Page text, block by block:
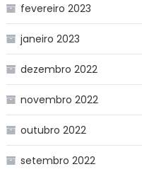
fevereiro 2023
janeiro 2023
dezembro 2022
novembro 2022
outubro 2022
setembro 2022